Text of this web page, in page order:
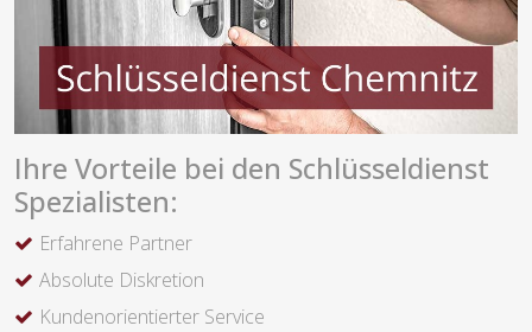
Ihre Vorteile bei den Schlüsseldienst
Spezialisten:
Erfahrene Partner
Absolute Diskretion
Kundenorientierter Service